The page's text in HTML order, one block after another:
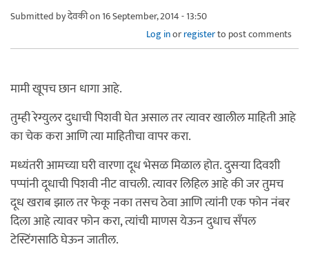
Submitted byदेवकीon 16 September, 2014 - 13:50
Log inorregisterto post comments
मामी खूपच छान धागा आहे.
तुम्ही रेग्युलर दुधाची पिशवी घेत असाल तर त्यावर खालील माहिती आहे
का चेक करा आणि त्या माहितीचा वापर करा.
मध्यंतरी आमच्या घरी वारणा दूध भेसळ मिळाल होत. दुसर्‍या दिवशी
पप्पांनी दूधाची पिशवी नीट वाचली. त्यावर लिहिल आहे की जर तुमच
दूध खराब झाल तर फेकू नका तसच ठेवा आणि त्यांनी एक फोन नंबर
दिला आहे त्यावर फोन करा, त्यांची माणस येऊन दुधाच सँपल
टेस्टिंगसाठि घेऊन जातील.